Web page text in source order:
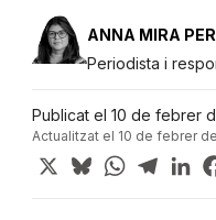
ANNA MIRA
Periodista i
Publicat el 10 de febrer
Actualitzat el 10 de febrer
X BlueskyWhatsApp